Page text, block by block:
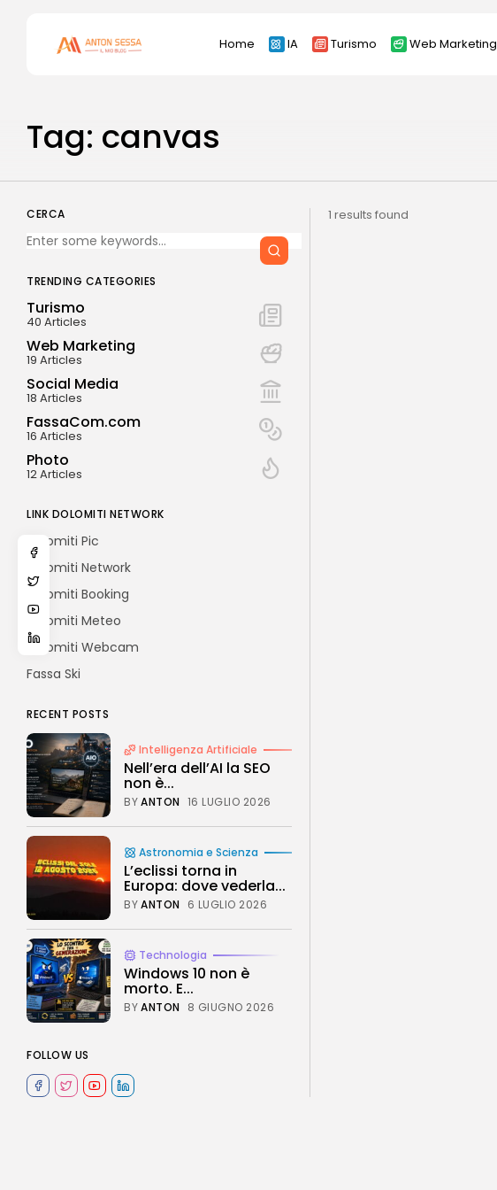
Home IA Turismo Web Marketing
Search
for:
Tag: canvas
1 results found
CERCA
TRENDING CATEGORIES
Turismo
40 Articles
Web Marketing
19 Articles
Social Media
18 Articles
FassaCom.com
16 Articles
Photo
12 Articles
LINK DOLOMITI NETWORK
Dolomiti Pic
Dolomiti Network
Dolomiti Booking
Dolomiti Meteo
Dolomiti Webcam
Fassa Ski
RECENT POSTS
Intelligenza Artificiale
Nell’era dell’AI la SEO
non è...
BYANTON 16 LUGLIO 2026
Astronomia e Scienza
L’eclissi torna in
Europa: dove vederla...
BYANTON 6 LUGLIO 2026
Technologia
Windows 10 non è
morto. E...
BYANTON 8 GIUGNO 2026
FOLLOW US